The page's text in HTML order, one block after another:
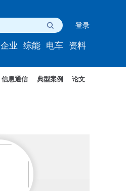
登录
企业 综能 电车 资料
信息通信 典型案例 论文